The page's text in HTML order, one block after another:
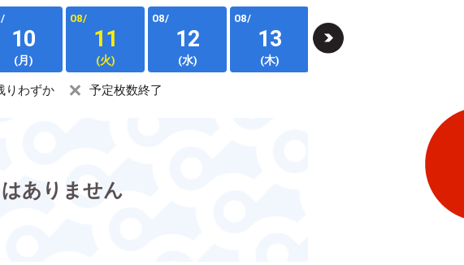
10
(月)
08/
11
(火)
08/
12
(水)
08/
13
(木)
14
りわずか 予定枚数終了
ありません